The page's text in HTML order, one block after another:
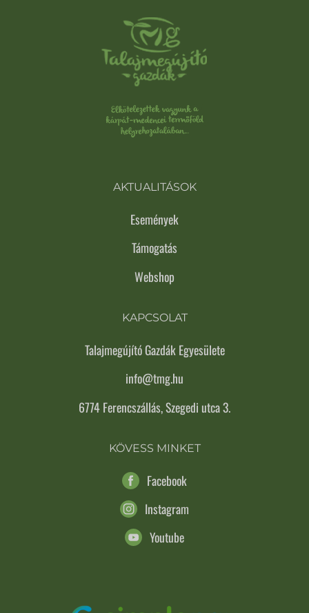
AKTUALITÁSOK
Események
Támogatás
Webshop
KAPCSOLAT
Talajmegújító Gazdák Egyesülete
info@tmg.hu
6774 Ferencszállás, Szegedi utca 3.
KÖVESS MINKET
Facebook
Instagram
Youtube